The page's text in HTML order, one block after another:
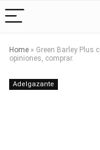
Home » Green Barley Plus
opiniones, comprar.
Adelgazante